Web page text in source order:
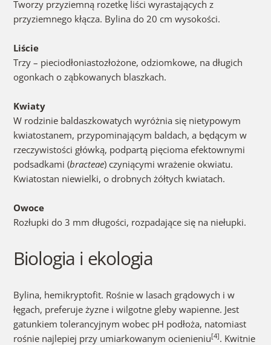
Tworzy przyziemną rozetkę liści wyrastających z
przyziemnego kłącza. Bylina do 20 cm wysokości.
Liście
Trzy – pieciodłoniastozłożone, odziomkowe, na długich
ogonkach o ząbkowanych blaszkach.
Kwiaty
W rodzinie baldaszkowatych wyróżnia się nietypowym
kwiatostanem, przypominającym baldach, a będącym w
rzeczywistości główką, podpartą pięcioma efektownymi
podsadkami (bracteae) czyniącymi wrażenie okwiatu.
Kwiatostan niewielki, o drobnych żółtych kwiatach.
Owoce
Rozłupki do 3 mm długości, rozpadające się na niełupki.
Biologia i ekologia
Bylina, hemikryptofit. Rośnie w lasach grądowych i w
łęgach, preferuje żyzne i wilgotne gleby wapienne. Jest
gatunkiem tolerancyjnym wobec pH podłoża, natomiast
rośnie najlepiej przy umiarkowanym ocienieniu[4]. Kwitnie